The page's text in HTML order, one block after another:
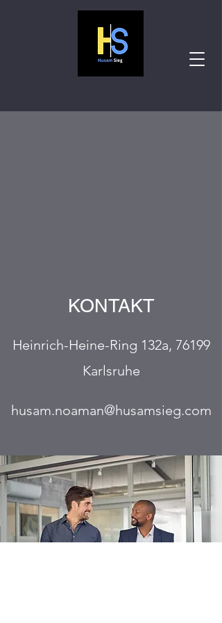
KONTAKT
Heinrich-Heine-Ring 132a, 76199
Karlsruhe
husam.noaman@husamsieg.com